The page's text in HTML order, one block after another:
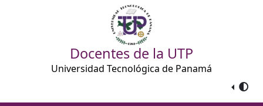
Docentes de la UTP
Universidad Tecnológica de Panamá